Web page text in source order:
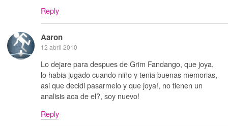
Reply
Aaron
12 abril 2010
Lo dejare para despues de Grim Fandango, que joya,
lo habia jugado cuando niño y tenia buenas memorias,
asi que decidi pasarmelo y que joya!, no tienen un
analisis aca de el?, soy nuevo!
Reply